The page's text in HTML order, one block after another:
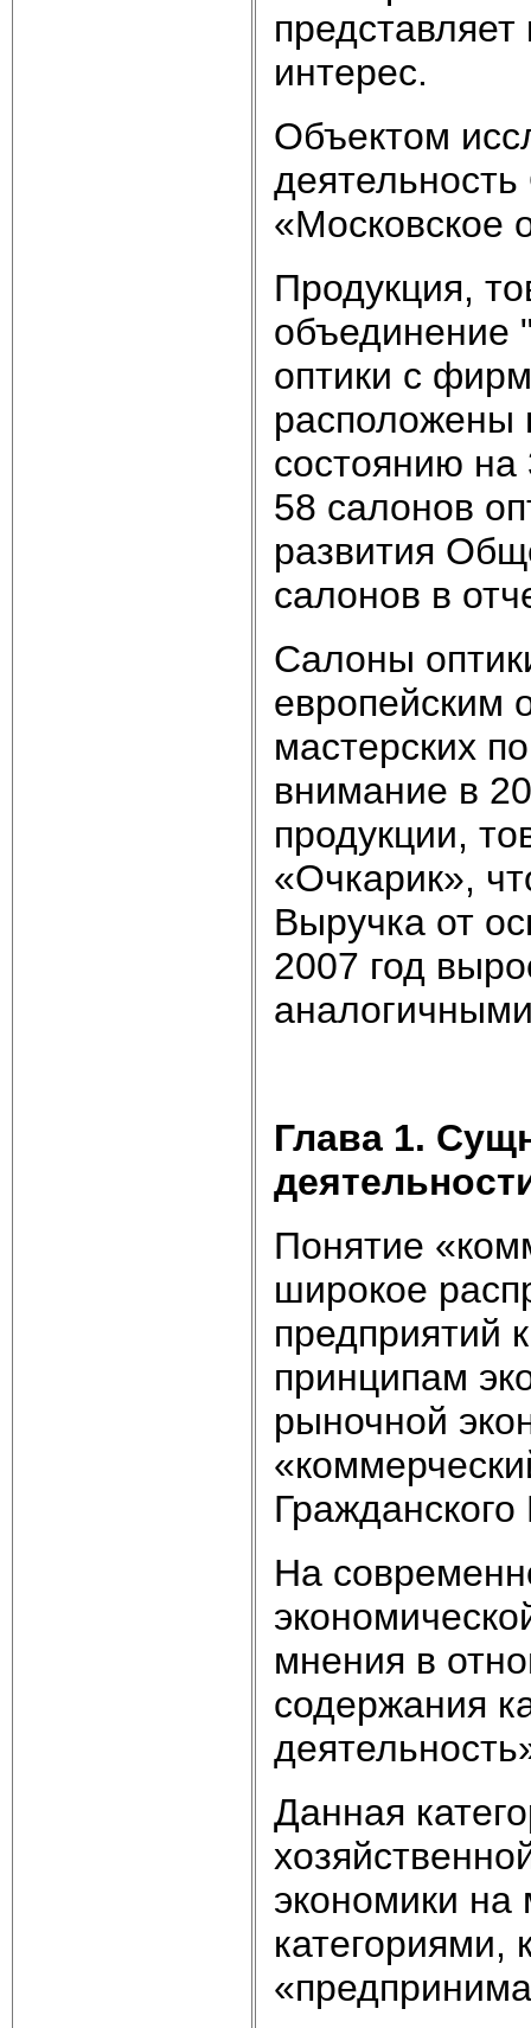
представляет
интерес.
Объектом
«Московское
Продукция,
объединение
оптики с
расположены
состоянию на
58 салонов
развития
салонов в
Салоны
европейским
мастерских
внимание в
продукции,
«Очкарик»,
Выручка от
2007 год
Глава 1.
Понятие
широкое
предприятий
принципам
рыночной
На
мнения в
содержания
Данная
экономики на
категориями,